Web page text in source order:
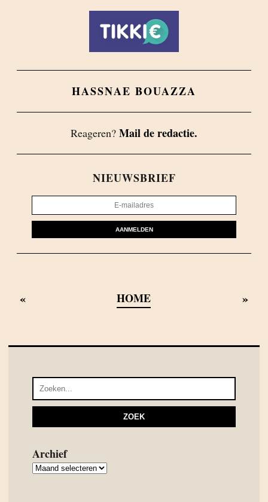
HASSNAE BOUAZZA
Reageren? Mail de redactie.
NIEUWSBRIEF
AANMELDEN
« HOME »
Archief
Archief